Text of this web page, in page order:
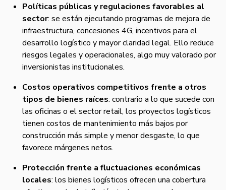
Políticas públicas y regulaciones favorables al
sector: se están ejecutando programas de mejora de
infraestructura, concesiones 4G, incentivos para el
desarrollo logístico y mayor claridad legal. Ello reduce
riesgos legales y operacionales, algo muy valorado por
inversionistas institucionales.
Costos operativos competitivos frente a otros
tipos de bienes raíces: contrario a lo que sucede con
las oficinas o el sector retail, los proyectos logísticos
tienen costos de mantenimiento más bajos por
construcción más simple y menor desgaste, lo que
favorece márgenes netos.
Protección frente a fluctuaciones económicas
locales: los bienes logísticos ofrecen una cobertura